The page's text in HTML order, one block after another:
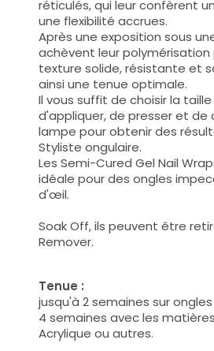
réticulés, qui leur confèrent
une flexibilité accrues.
Après une exposition sous
achèvent leur
texture solide, résistante et
ainsi une tenue optimale.
Il vous suffit de choisir la
d'appliquer, de presser et de
lampe pour obtenir des
Styliste ongulaire.
Les Semi-Cured Gel Nail
idéale pour des ongles
d'œil.
Soak Off, ils peuvent être
Remover.
Tenue :
jusqu'à 2 semaines sur
4 semaines avec les
Acrylique ou autres.